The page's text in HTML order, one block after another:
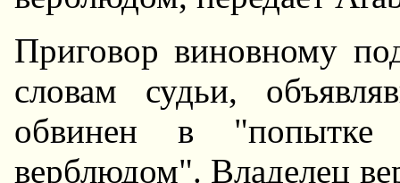
Приговор виновному
словам судьи,
обвинен в "попытке
верблюдом". Владелец